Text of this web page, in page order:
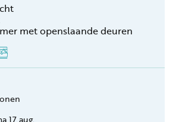
met openslaande deuren
Toeristenbelasting
17 aug.